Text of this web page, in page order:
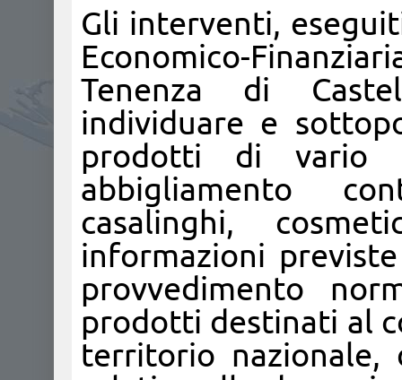
Gli interventi,
Economico-
Tenenza di
individuare e
prodotti di
abbigliamento
casalinghi,
informazioni
provvedimento
prodotti destinati al
territorio nazionale,